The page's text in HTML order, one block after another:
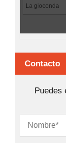
Contacto
Puedes